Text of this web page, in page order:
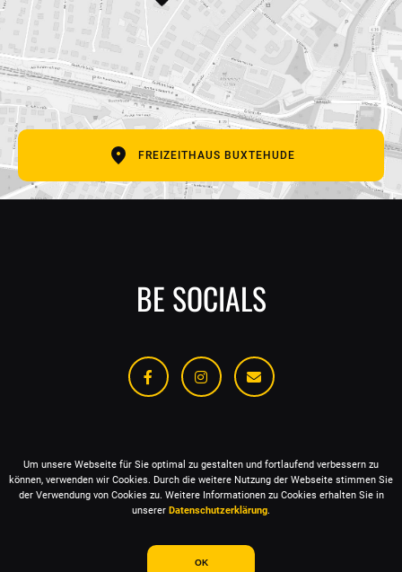
Um unsere Webseite für Sie optimal zu gestalten und fortlaufend verbessern zu
können, verwenden wir Cookies. Durch die weitere Nutzung der Webseite stimmen Sie
der Verwendung von Cookies zu. Weitere Informationen zu Cookies erhalten Sie in
unserer Datenschutzerklärung.
OK
Betreff
FREIZEITHAUS BUXTEHUDE
BE SOCIALS
IMPRESSUM DATENSCHUTZ